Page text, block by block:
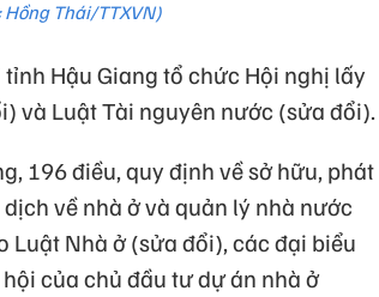
Thái/TTXVN)
Hậu Giang tổ chức Hội nghị lấy
và Luật Tài nguyên nước (sửa đổi).
196 điều, quy định về sở hữu, phát
về nhà ở và quản lý nhà nước
Luật Nhà ở (sửa đổi), các đại biểu
của chủ đầu tư dự án nhà ở